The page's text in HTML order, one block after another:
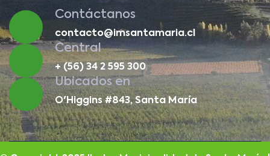
Contáctanos
contacto@imsantamaria.cl
Central
+ (56) 34 2 595 300
Ubicados en
O'Higgins #843, Santa María